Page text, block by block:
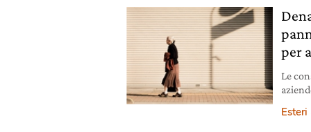
per
Le
Esteri